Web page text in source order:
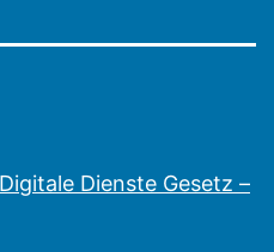
Dienste Gesetz –